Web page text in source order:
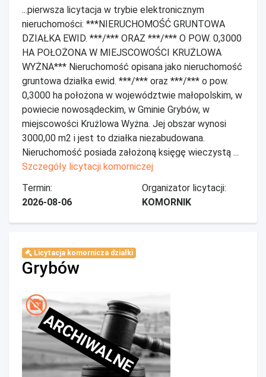
...pierwsza licytacja w trybie elektronicznym
nieruchomości: ***NIERUCHOMOŚĆ GRUNTOWA
DZIAŁKA EWID. ***/*** ORAZ ***/*** O POW. 0,3000
HA POŁOŻONA W MIEJSCOWOŚCI KRUŻLOWA
WYŻNA*** Nieruchomość opisana jako nieruchomość
gruntowa działka ewid. ***/*** oraz ***/*** o pow.
0,3000 ha położona w województwie małopolskim, w
powiecie nowosądeckim, w Gminie Grybów, w
miejscowości Krużlowa Wyżna. Jej obszar wynosi
3000,00 m2 i jest to działka niezabudowana.
Nieruchomość posiada założoną księgę wieczystą ...
Szczegóły licytacji komorniczej
Termin:
2026-08-06
Organizator licytacji:
KOMORNIK
Licytacja komornicza działki
Grybów
ARCHIWALNE